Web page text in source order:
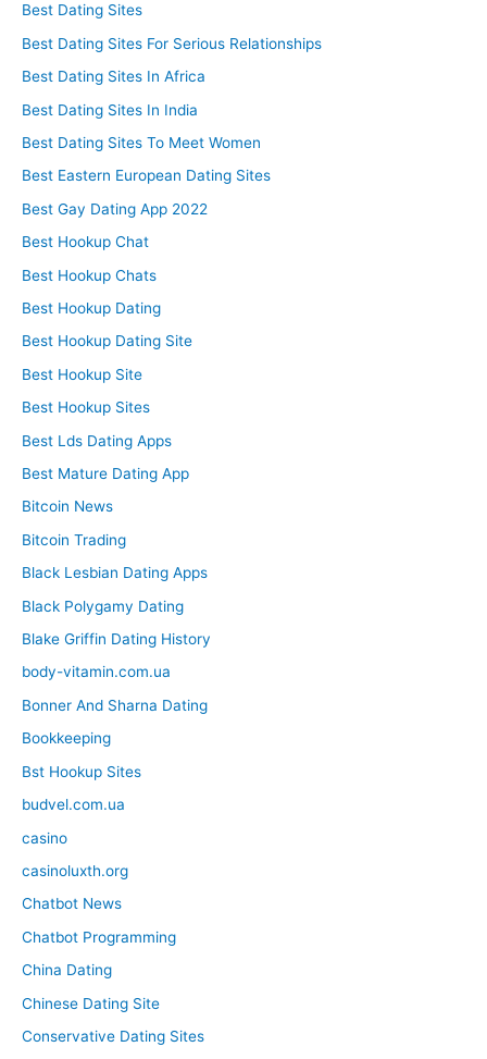
Best Dating Sites
Best Dating Sites For Serious Relationships
Best Dating Sites In Africa
Best Dating Sites In India
Best Dating Sites To Meet Women
Best Eastern European Dating Sites
Best Gay Dating App 2022
Best Hookup Chat
Best Hookup Chats
Best Hookup Dating
Best Hookup Dating Site
Best Hookup Site
Best Hookup Sites
Best Lds Dating Apps
Best Mature Dating App
Bitcoin News
Bitcoin Trading
Black Lesbian Dating Apps
Black Polygamy Dating
Blake Griffin Dating History
body-vitamin.com.ua
Bonner And Sharna Dating
Bookkeeping
Bst Hookup Sites
budvel.com.ua
casino
casinoluxth.org
Chatbot News
Chatbot Programming
China Dating
Chinese Dating Site
Conservative Dating Sites